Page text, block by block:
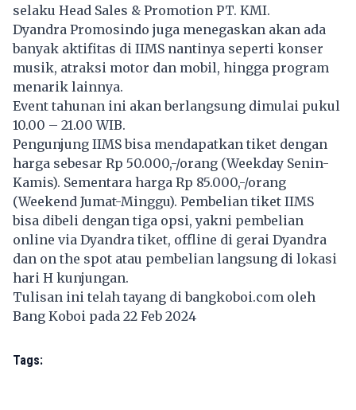
selaku Head Sales & Promotion PT. KMI.
Dyandra Promosindo juga menegaskan akan ada
banyak aktifitas di IIMS nantinya seperti konser
musik, atraksi motor dan mobil, hingga program
menarik lainnya.
Event tahunan ini akan berlangsung dimulai pukul
10.00 – 21.00 WIB.
Pengunjung IIMS bisa mendapatkan tiket dengan
harga sebesar Rp 50.000,-/orang (Weekday Senin-
Kamis). Sementara harga Rp 85.000,-/orang
(Weekend Jumat-Minggu). Pembelian tiket IIMS
bisa dibeli dengan tiga opsi, yakni pembelian
online via Dyandra tiket, offline di gerai Dyandra
dan on the spot atau pembelian langsung di lokasi
hari H kunjungan.
Tulisan ini telah tayang dibangkoboi.com oleh
Bang Koboi pada 22 Feb 2024
Tags: